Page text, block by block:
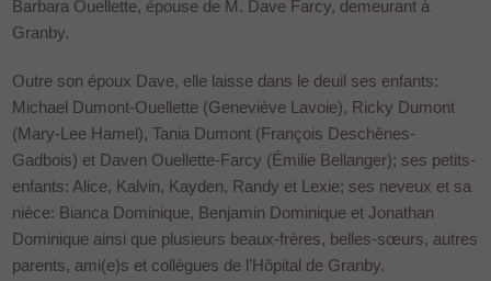
Barbara Ouellette, épouse de M. Dave Farcy, demeurant à
Granby.
Outre son époux Dave, elle laisse dans le deuil ses enfants:
Michael Dumont-Ouellette (Geneviève Lavoie), Ricky Dumont
(Mary-Lee Hamel), Tania Dumont (François Deschênes-
Gadbois) et Daven Ouellette-Farcy (Émilie Bellanger); ses petits-
enfants: Alice, Kalvin, Kayden, Randy et Lexie; ses neveux et sa
nièce: Bianca Dominique, Benjamin Dominique et Jonathan
Dominique ainsi que plusieurs beaux-frères, belles-sœurs, autres
parents, ami(e)s et collègues de l’Hôpital de Granby.